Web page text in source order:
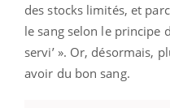
des stocks limités, et
le sang selon le principe
servi’ ». Or, désormais,
avoir du bon sang.